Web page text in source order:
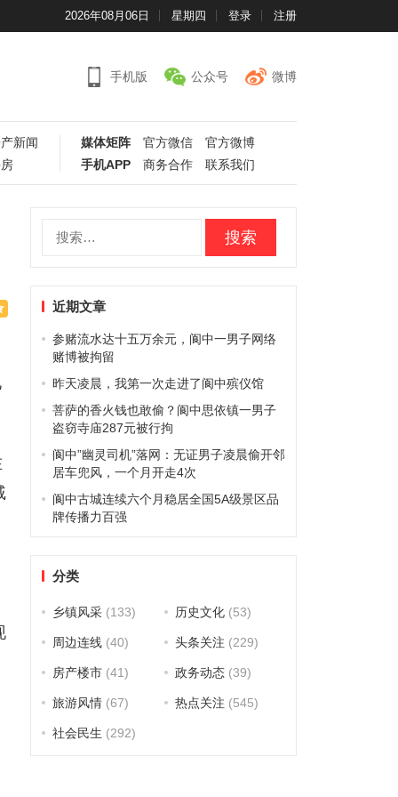
2026年08月06日 星期四 登录 注册
手机版 公众号 微博
新闻
媒体矩阵 官方微信
官方微博
手机APP
商务合作 联系我们
近期文章
参赌流水达十五万余元，阆中一男子网络
赌博被拘留
昨天凌晨，我第一次走进了阆中殡仪馆
菩萨的香火钱也敢偷？阆中思依镇一男子
盗窃寺庙287元被行拘
阆中”幽灵司机”落网：无证男子凌晨偷开邻
居车兜风，一个月开走4次
阆中古城连续六个月稳居全国5A级景区品
牌传播力百强
分类
乡镇风采(133) 历史文化(53)
周边连线(40) 头条关注 (229)
房产楼市(41) 政务动态(39)
旅游风情(67) 热点关注 (545)
社会民生 (292)